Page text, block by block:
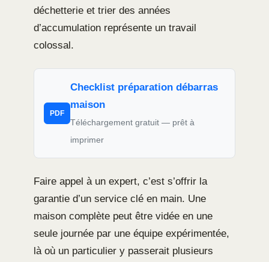
déchetterie et trier des années
d’accumulation représente un travail
colossal.
PDF
Checklist préparation débarras
maison
Téléchargement gratuit — prêt à
imprimer
Faire appel à un expert, c’est s’offrir la
garantie d’un service clé en main. Une
maison complète peut être vidée en une
seule journée par une équipe expérimentée,
là où un particulier y passerait plusieurs